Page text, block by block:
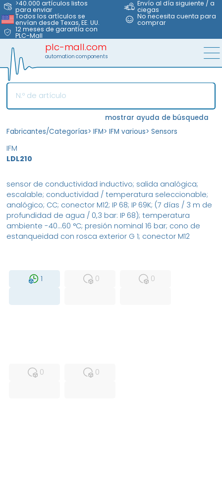
>40.000 artículos listos
para enviar
Envío al día siguiente / a
ciegas
Todos los artículos se
envían desde Texas, EE. UU.
No necesita cuenta para
comprar
12 meses de garantía con
PLC-Mall
plc-mall.com
automation components
mostrar ayuda de búsqueda
Fabricantes/Categorías> IFM> IFM various> Sensors
IFM
LDL210
1
0
0
0
0
sensor de conductividad inductivo; salida analógica;
escalable; conductividad / temperatura seleccionable;
analógico; CC; conector M12; IP 68; IP 69K; (7 días / 3 m de
profundidad de agua / 0,3 bar: IP 68); temperatura
ambiente -40...60 °C; presión nominal 16 bar; cono de
estanqueidad con rosca exterior G 1; conector M12